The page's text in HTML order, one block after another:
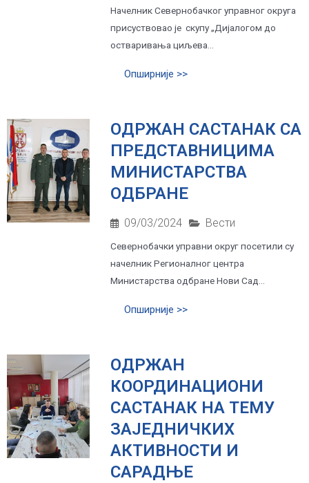
Начелник Севернобачког управног округа
присуствовао је скупу „Дијалогом до
остваривања циљева...
Опширније >>
ОДРЖАН САСТАНАК СА
ПРЕДСТАВНИЦИМА
МИНИСТАРСТВА
ОДБРАНЕ
09/03/2024 Вести
Севернобачки управни округ посетили су
начелник Регионалног центра
Министарства одбране Нови Сад...
Опширније >>
ОДРЖАН
КООРДИНАЦИОНИ
САСТАНАК НА ТЕМУ
ЗАЈЕДНИЧКИХ
АКТИВНОСТИ И
САРАДЊЕ